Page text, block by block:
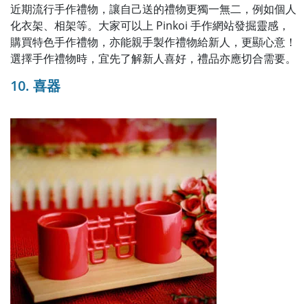
近期流行手作禮物，讓自己送的禮物更獨一無二，例如個人
化衣架、相架等。大家可以上 Pinkoi 手作網站發掘靈感，
購買特色手作禮物，亦能親手製作禮物給新人，更顯心意！
選擇手作禮物時，宜先了解新人喜好，禮品亦應切合需要。
10. 喜器